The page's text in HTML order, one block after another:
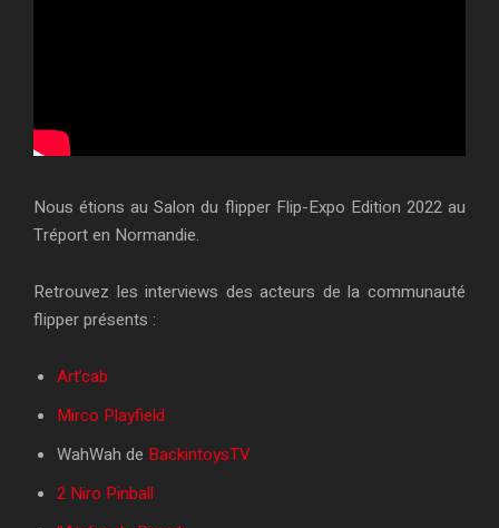
Nous étions au Salon du flipper Flip-Expo Edition 2022 au
Tréport en Normandie.
Retrouvez les interviews des acteurs de la communauté
flipper présents :
Art’cab
Mirco Playfield
WahWah de BackintoysTV
2 Niro Pinball